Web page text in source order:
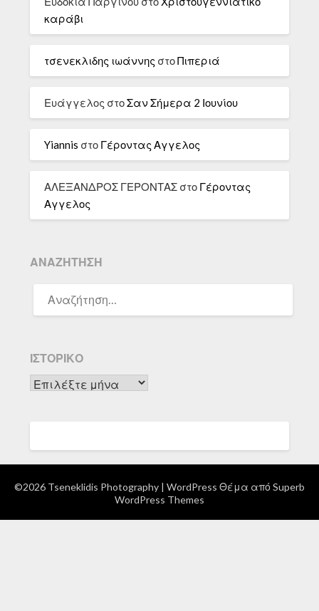
καράβι
τσενεκλιδης ιωάννης στοΠιπεριά
Ευάγγελος στοΣαν Σήμερα 2 Ιουνίου
Yiannis στο Γέροντας Αγγελος
ΑΛΕΞΑΝΔΡΟΣ ΓΕΡΟΝΤΑΣ στο Γέροντας
Αγγελος
ΑΝΑΖΉΤΗΣΗ
ΓΙΑ:
ΙΣΤΟΡΙΚΌ
Ιστορικό
©2026 Tseneklidis Photography | WordPress Θέμα από Superb
WordPress Themes